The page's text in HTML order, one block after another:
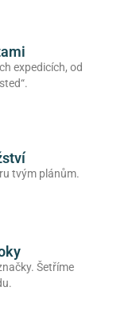
expedicích, od
tvým plánům.
Šetříme